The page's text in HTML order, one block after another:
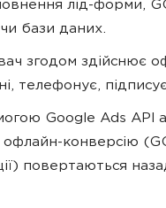
лід-форми,
бази даних.
згодом здійснює
телефонує,
Google Ads API
конверсію
повертаються